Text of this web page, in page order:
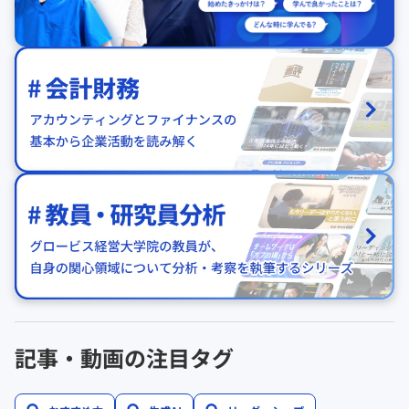
記事・動画の注目タグ